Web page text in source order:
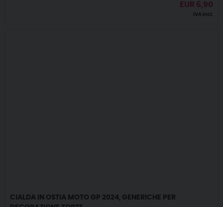
EUR 6,90
IVA incl.
CIALDA IN OSTIA MOTO GP 2024, GENERICHE PER